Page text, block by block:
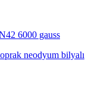
6000 gauss
neodyum bilyalı